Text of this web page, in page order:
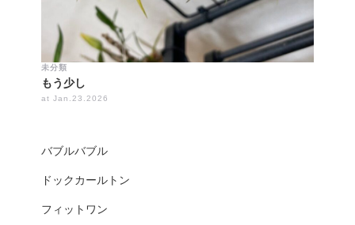
バブルバブル
ドックカールトン
フィットワン
未分類
もう少し
at Jan.23.2026